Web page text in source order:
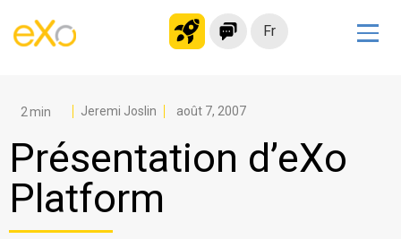
Fr
Intranet moderne
Plateforme collaborative
Réseau social
Hub de connaissances
Portail d’applications
Jeremi Joslin août 7, 2007
Présentation d’eXo
Platform